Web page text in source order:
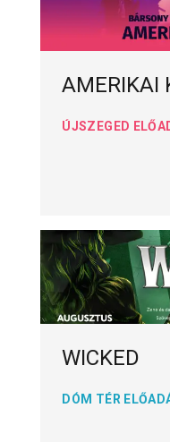
AMERIKAI
ÚJSZEGED
WICKED
DÓM TÉR